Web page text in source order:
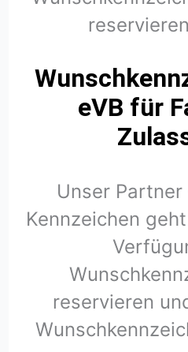
eVB für
Unser
Kennzeichen
reservieren